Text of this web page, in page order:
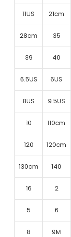
11US 21cm
28cm 35
39 40
6.5US 6US
8US 9.5US
10 110cm
120 120cm
130cm 140
16 2
5 6
8 9M